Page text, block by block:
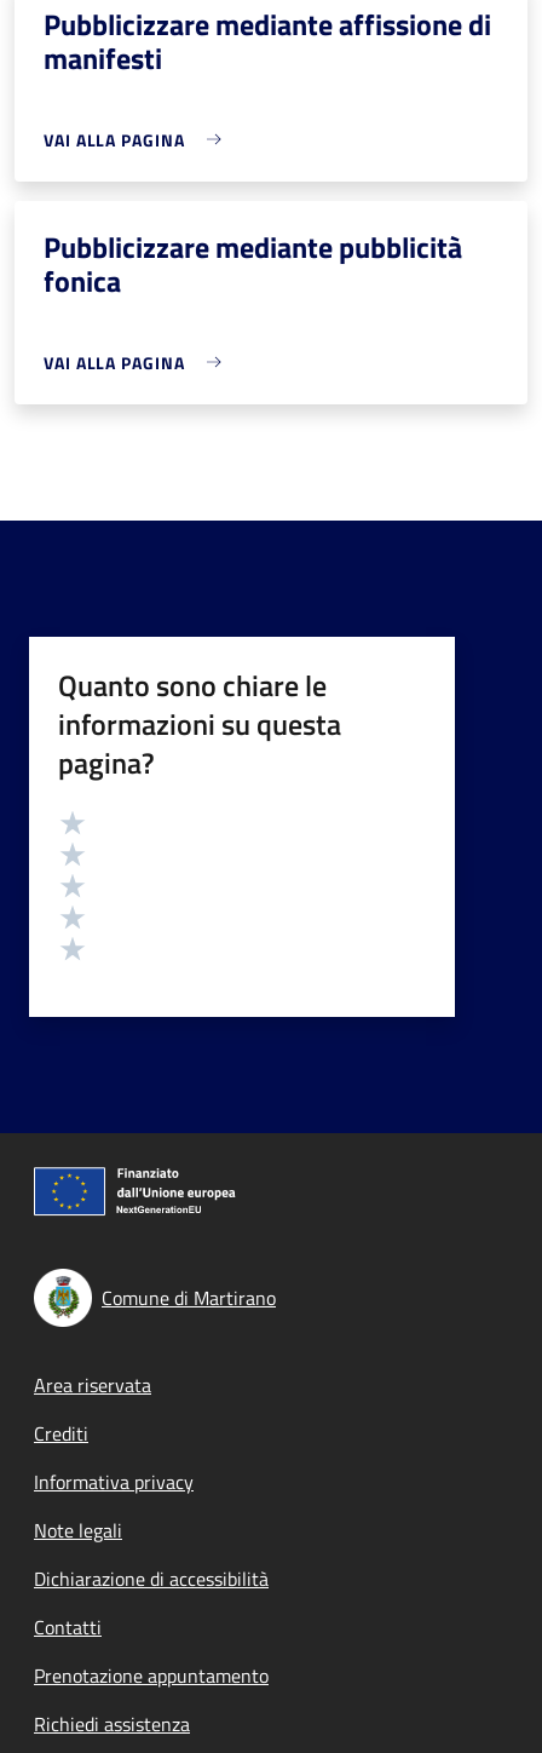
Pubblicizzare mediante affissione di
manifesti
VAI ALLA PAGINA
Pubblicizzare mediante pubblicità
fonica
VAI ALLA PAGINA
Quanto sono chiare le
informazioni su questa
pagina?
Valutazione
Comune di Martirano
Footer menu
Area riservata
Crediti
Informativa privacy
Note legali
Dichiarazione di accessibilità
Contatti
Prenotazione appuntamento
Richiedi assistenza